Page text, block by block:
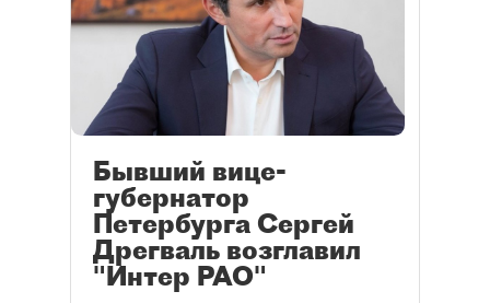
Бывший вице-
губернатор
Петербурга Сергей
Дрегваль возглавил
"Интер РАО"